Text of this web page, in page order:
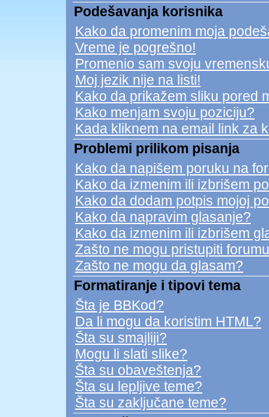
Podešavanja korisnika
Kako da promenim moja
Vreme je pogrešno!
Promenio sam svoju
Moj jezik nije na listi!
Kako da prikažem sliku pored
Kako menjam svoju poziciju?
Kada kliknem na email link za
Problemi prilikom pisanja
Kako da napišem poruku na
Kako da izmenim ili izbrišem
Kako da dodam potpis mojoj
Kako da napravim glasanje?
Kako da izmenim ili izbrišem
Zašto ne mogu pristupiti
Zašto ne mogu da glasam?
Formatiranje i tipovi tema
Šta je BBKod?
Da li mogu da koristim HTML?
Šta su smajliji?
Mogu li slati slike?
Šta su obaveštenja?
Šta su lepljive teme?
Šta su zaključane teme?